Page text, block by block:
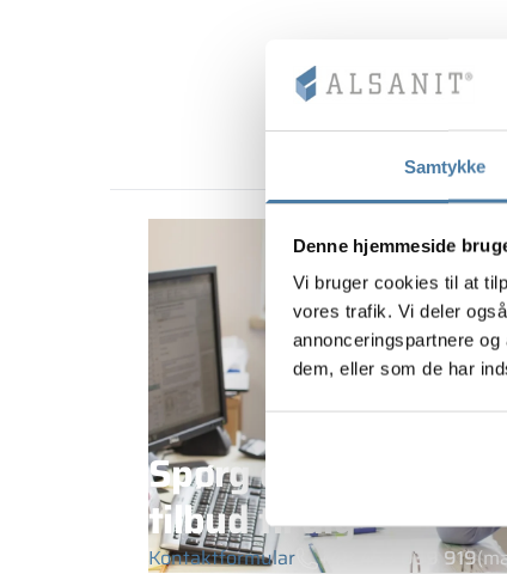
Samtykke
Denne hjemmeside
Vi bruger cookies til at
vores trafik. Vi deler
annonceringspartnere
dem, eller som de har
Spørg en rådgiver om
tilbud til dig
Kontaktformular +48 453 039 919